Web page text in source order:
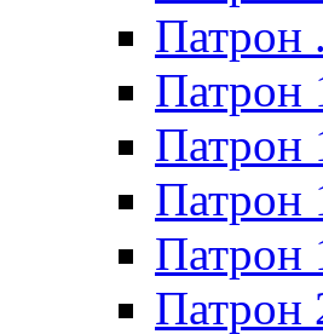
Патрон
Патрон
Патрон
Патрон
Патрон
Патрон